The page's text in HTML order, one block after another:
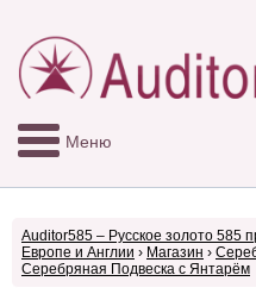
Меню
Auditor585 – Русское золото 585
Европе и Англии › Магазин ›
Серебряная Подвеска с Янтарём